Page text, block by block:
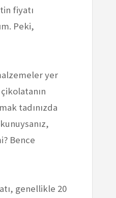
fiyatı
Peki,
yer
tadınızda
Bence
genellikle 20